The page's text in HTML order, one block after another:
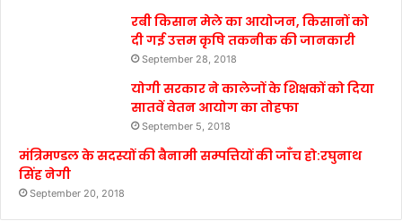
रबी किसान मेले का आयोजन, किसानों को
दी गई उत्तम कृषि तकनीक की जानकारी
September 28, 2018
योगी सरकार ने कालेजों के शिक्षकों को दिया
सातवें वेतन आयोग का तोहफा
September 5, 2018
मंत्रिमण्डल के सदस्यों की बैनामी सम्पत्तियों की जाँच हो:रघुनाथ
सिंह नेगी
September 20, 2018